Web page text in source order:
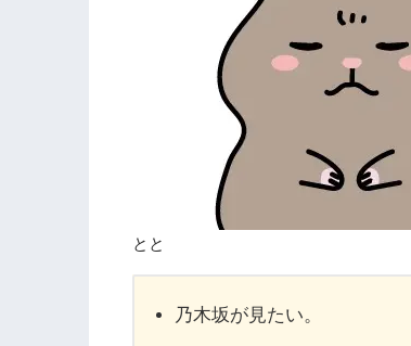
とと
乃木坂が見たい。